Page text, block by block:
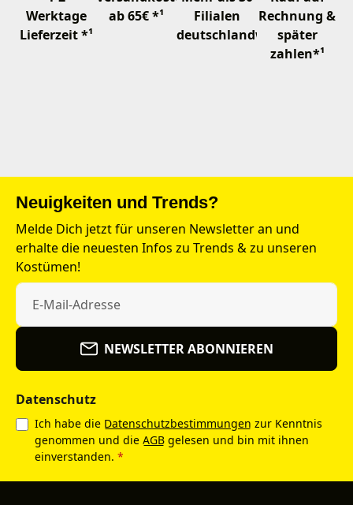
Werktage
Lieferzeit *¹
ab 65€ *¹
Filialen
deutschlandweit
Rechnung &
später
zahlen*¹
Neuigkeiten und Trends?
Melde Dich jetzt für unseren Newsletter an und
erhalte die neuesten Infos zu Trends & zu unseren
Kostümen!
NEWSLETTER ABONNIEREN
Datenschutz
Ich habe die Datenschutzbestimmungen zur Kenntnis
genommen und die AGB gelesen und bin mit ihnen
einverstanden. *